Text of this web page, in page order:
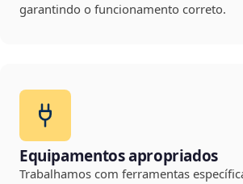
garantindo o funcionamento correto.
Equipamentos apropriados
Trabalhamos com ferramentas